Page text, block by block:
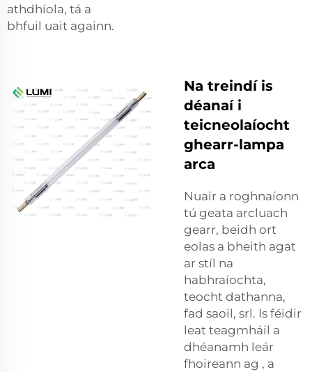
athdhíola, tá a
bhfuil uait againn.
Na treindí is
déanaí i
teicneolaíocht
ghearr-lampa
arca
Nuair a roghnaíonn
tú geata arcluach
gearr, beidh ort
eolas a bheith agat
ar stíl na
habhraíochta,
teocht dathanna,
fad saoil, srl. Is féidir
leat teagmháil a
dhéanamh leár
fhoireann ag , a